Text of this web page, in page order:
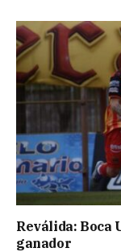
Reválida: Boca
ganador